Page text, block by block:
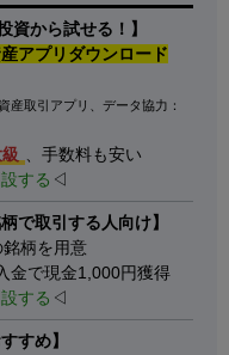
資から試せる！】
アプリダウンロード
産取引アプリ、データ協力：
、手数料も安い
する ◁
で取引する人向け】
柄を用意
金で現金1,000円獲得
する ◁
すめ】